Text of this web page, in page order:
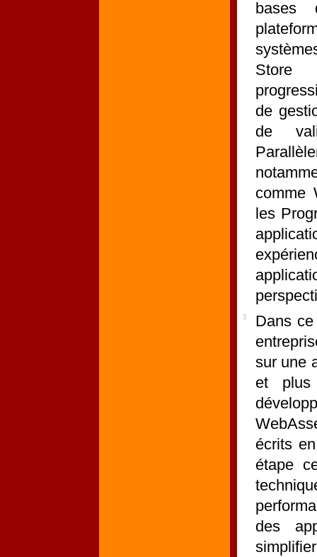
bases
de
de
comme
les
3
Dans
sur une
et plus
écrits
étape
des